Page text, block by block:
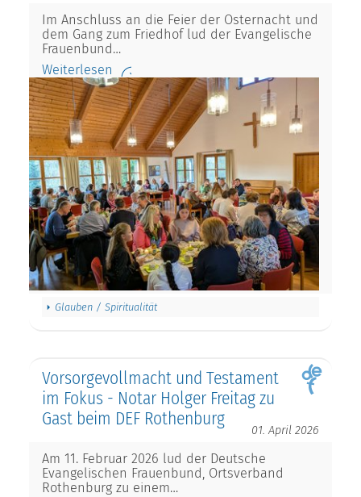
Im Anschluss an die Feier der Osternacht und
dem Gang zum Friedhof lud der Evangelische
Frauenbund…
Weiterlesen
Glauben / Spiritualität
Vorsorgevollmacht und Testament
im Fokus - Notar Holger Freitag zu
Gast beim DEF Rothenburg
01. April 2026
Am 11. Februar 2026 lud der Deutsche
Evangelischen Frauenbund, Ortsverband
Rothenburg zu einem…